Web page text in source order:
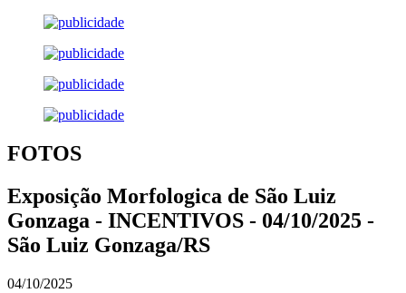
FOTOS
Exposição Morfologica de São Luiz
Gonzaga - INCENTIVOS - 04/10/2025 -
São Luiz Gonzaga/RS
04/10/2025